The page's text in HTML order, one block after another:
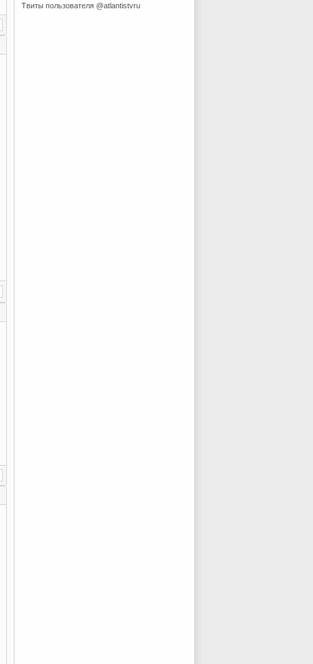
Твиты пользователя @atlantistvru